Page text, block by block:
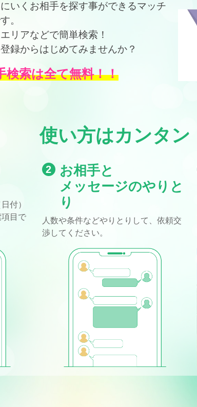
いくお相手を探す事ができるマッチ
。
リアなどで簡単検索！
録からはじめてみませんか？
検索は全て無料！！
使い方はカンタン
付）
目で
2
お相手と
メッセージのやりと
り
人数や条件などやりとりして、依頼交
渉してください。